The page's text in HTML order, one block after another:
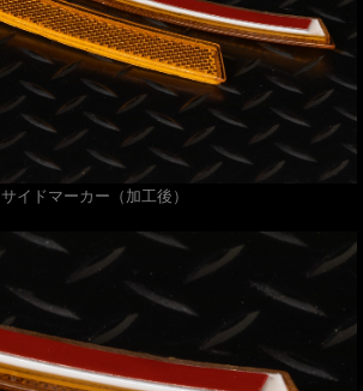
サイドマーカー（加工後）